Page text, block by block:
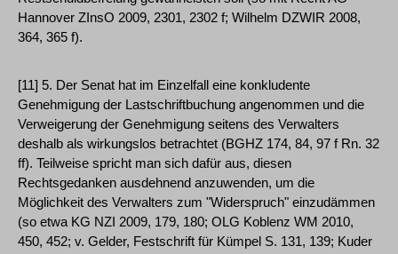
Hannover ZInsO 2009, 2301, 2302 f; Wilhelm DZWIR 2008,
364, 365 f).
[11] 5. Der Senat hat im Einzelfall eine konkludente
Genehmigung der Lastschriftbuchung angenommen und die
Verweigerung der Genehmigung seitens des Verwalters
deshalb als wirkungslos betrachtet (BGHZ 174, 84, 97 f Rn. 32
ff). Teilweise spricht man sich dafür aus, diesen
Rechtsgedanken ausdehnend anzuwenden, um die
Möglichkeit des Verwalters zum "Widerspruch" einzudämmen
(so etwa KG NZI 2009, 179, 180; OLG Koblenz WM 2010,
450, 452; v. Gelder, Festschrift für Kümpel S. 131, 139; Kuder